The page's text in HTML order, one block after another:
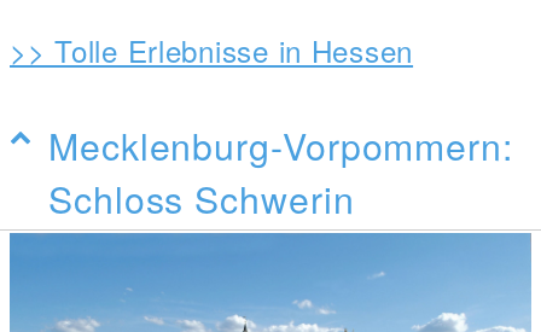
>> Tolle Erlebnisse in Hessen
Mecklenburg-Vorpommern:
Schloss Schwerin